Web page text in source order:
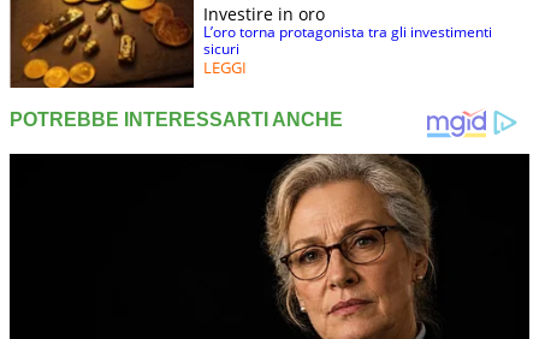
Investire in oro
L’oro torna protagonista tra gli investimenti
sicuri
LEGGI